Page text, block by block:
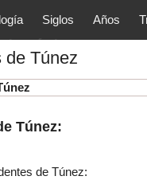
y
Siglos Años
de Túnez
Túnez:
de Túnez: